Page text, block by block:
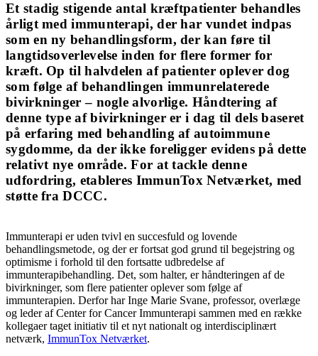
Et stadig stigende antal kræftpatienter behandles
årligt med immunterapi, der har vundet indpas
som en ny behandlingsform, der kan føre til
langtidsoverlevelse inden for flere former for
kræft. Op til halvdelen af patienter oplever dog
som følge af behandlingen immunrelaterede
bivirkninger – nogle alvorlige. Håndtering af
denne type af bivirkninger er i dag til dels baseret
på erfaring med behandling af autoimmune
sygdomme, da der ikke foreligger evidens på dette
relativt nye område. For at tackle denne
udfordring, etableres ImmunTox Netværket, med
støtte fra DCCC.
Immunterapi er uden tvivl en succesfuld og lovende
behandlingsmetode, og der er fortsat god grund til begejstring og
optimisme i forhold til den fortsatte udbredelse af
immunterapibehandling. Det, som halter, er håndteringen af de
bivirkninger, som flere patienter oplever som følge af
immunterapien. Derfor har Inge Marie Svane, professor, overlæge
og leder af Center for Cancer Immunterapi sammen med en række
kollegaer taget initiativ til et nyt nationalt og interdisciplinært
netværk, ImmunTox Netværket.